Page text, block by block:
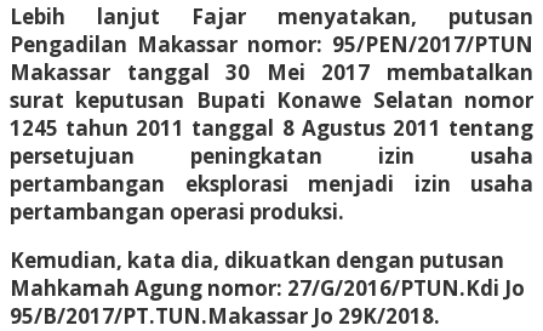
Lebih lanjut Fajar menyatakan, putusan
Pengadilan Makassar nomor: 95/PEN/2017/PTUN
Makassar tanggal 30 Mei 2017 membatalkan
surat keputusan Bupati Konawe Selatan nomor
1245 tahun 2011 tanggal 8 Agustus 2011 tentang
persetujuan peningkatan izin usaha
pertambangan eksplorasi menjadi izin usaha
pertambangan operasi produksi.
Kemudian, kata dia, dikuatkan dengan putusan
Mahkamah Agung nomor: 27/G/2016/PTUN.Kdi Jo
95/B/2017/PT.TUN.Makassar Jo 29K/2018.